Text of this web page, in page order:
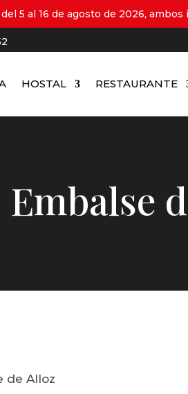
5 al 16 de agosto de 2026,
HOSTAL RESTAURANTE
Embalse